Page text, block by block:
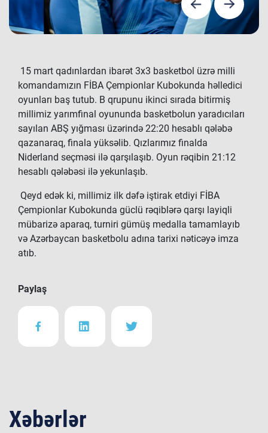
15 mart qadınlardan ibarət 3x3 basketbol üzrə milli
komandamızın FİBA Çempionlar Kubokunda həlledici
oyunları baş tutub. B qrupunu ikinci sırada bitirmiş
millimiz yarımfinal oyununda basketbolun yaradıcıları
sayılan ABŞ yığması üzərində 22:20 hesablı qələbə
qazanaraq, finala yüksəlib. Qızlarımız finalda
Niderland seçməsi ilə qarşılaşıb. Oyun rəqibin 21:12
hesablı qələbəsi ilə yekunlaşıb.
Qeyd edək ki, millimiz ilk dəfə iştirak etdiyi FİBA
Çempionlar Kubokunda güclü rəqiblərə qarşı layiqli
mübarizə aparaq, turniri gümüş medalla tamamlayıb
və Azərbaycan basketbolu adına tarixi nəticəyə imza
atıb.
Paylaş
Xəbərlər